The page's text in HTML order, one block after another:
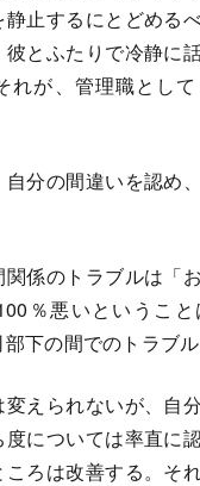
止するにとどめる
とふたりで冷静に
れが、管理職とし
分の間違いを認め
係のトラブルは「お
％悪いというこ
下の間でのトラブル
えられないが、自
度については率直に
ころは改善する。そ